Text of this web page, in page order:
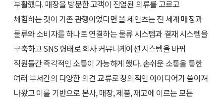
부활했다. 매장을 방문한 고객이 진열된 의류를 고르고
체험하는 것이 기존 관행이었다면 올 세인츠는 전 세계 매장과
물류와 소비자를 하나로 연결하는 물류 시스템과 결재 시스템을
구축하고 SNS 형태로 회사 커뮤니케이션 시스템을 바꿔
직원들간 즉각적인 소통이 가능하게 했다. 손쉬운 소통을 통한
여러 부서간의 다양한 의견 교류로 창의적인 아이디어가 쏟아져
나왔고 이를 기반으로 본사, 매장, 제품, 재고에 이르는 모든